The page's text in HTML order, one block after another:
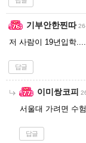
기부안한찐따
저 사람이 19년입학
답글
이미쌍코피
서울대 가려면 수
답글